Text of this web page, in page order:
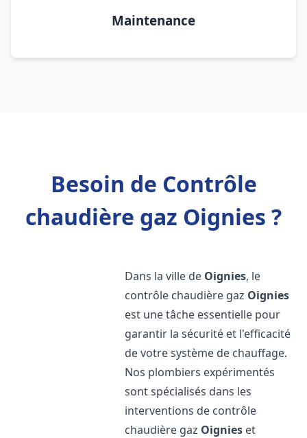
Maintenance
Besoin de Contrôle
chaudière gaz Oignies ?
Dans la ville de Oignies, le
contrôle chaudière gaz Oignies
est une tâche essentielle pour
garantir la sécurité et l'efficacité
de votre système de chauffage.
Nos plombiers expérimentés
sont spécialisés dans les
interventions de contrôle
chaudière gaz Oignies et